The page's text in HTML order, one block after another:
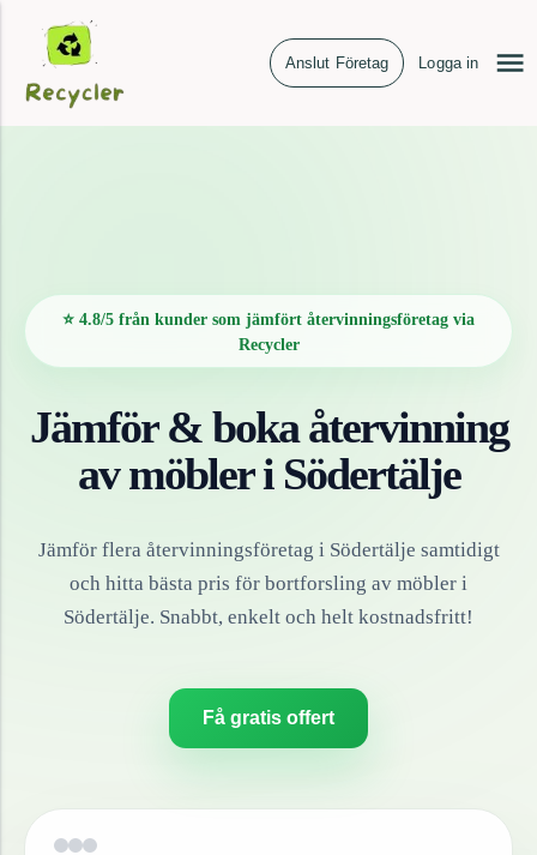
Anslut Företag Logga in
⭐ 4.8/5 från kunder som jämfört återvinningsföretag via
Recycler
Jämför & boka återvinning
avmöbleri Södertälje
Jämför flera återvinningsföretag i Södertälje samtidigt
och hitta bästa pris för bortforsling av möbler i
Södertälje. Snabbt, enkelt och helt kostnadsfritt!
Få gratis offert